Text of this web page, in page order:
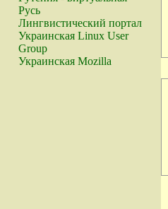
Русь
Лингвистический портал
Украинская Linux User
Group
Украинская Mozilla